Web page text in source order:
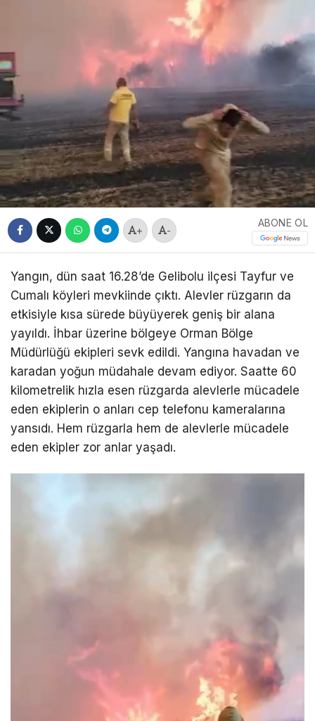
+ -
ABONE OL
Yangın, dün saat 16.28’de Gelibolu ilçesi Tayfur ve
Cumalı köyleri mevkiinde çıktı. Alevler rüzgarın da
etkisiyle kısa sürede büyüyerek geniş bir alana
yayıldı. İhbar üzerine bölgeye Orman Bölge
Müdürlüğü ekipleri sevk edildi. Yangına havadan ve
karadan yoğun müdahale devam ediyor. Saatte 60
kilometrelik hızla esen rüzgarda alevlerle mücadele
eden ekiplerin o anları cep telefonu kameralarına
yansıdı. Hem rüzgarla hem de alevlerle mücadele
eden ekipler zor anlar yaşadı.